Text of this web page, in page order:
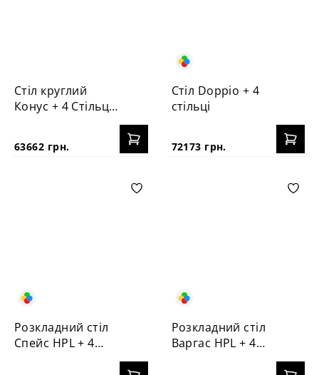
Стіл круглий
Конус + 4 Стільця
63662 грн.
Стіл Doppio + 4
стільці
72173 грн.
Розкладний стіл
Спейс HPL + 4
Розкладний стіл
Варгас HPL + 4